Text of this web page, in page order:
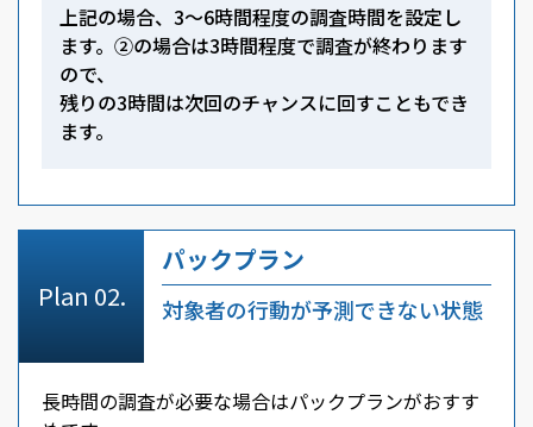
上記の場合、3～6時間程度の調査時間を設定し
ます。②の場合は3時間程度で調査が終わります
ので、
残りの3時間は次回のチャンスに回すこともでき
ます。
パックプラン
対象者の行動が予測できない状態
長時間の調査が必要な場合はパックプランがおすす